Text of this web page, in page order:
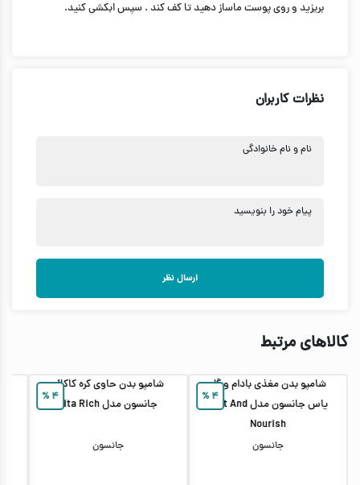
بریزید و روی پوست ماساز دهید تا کف کند . سپس ابکشی کنید.
نظرات کاربران
نام و نام خانوادگی
پیام خود را بنویسید
ارسال نظر
کالاهای مرتبط
۴ %
شامپو بدن مغذی بادام و گل
یاس جانسون مدل Soft And
Nourish
جانسون
۴ %
شامپو بدن حاوی کره کاکائو
جانسون مدل Vita Rich
جانسون